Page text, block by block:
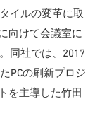
イルの変革に取
向けて会議室に
同社では、2017
PCの刷新プロジ
を主導した竹田